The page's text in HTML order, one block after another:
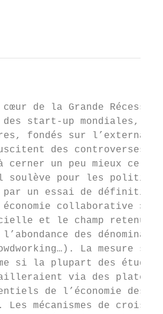
de la Grande
des start-up mondiales,
fondés sur
des controverses
cerner un peu mieux ce
soulève pour les
par un essai de
économie collaborative »
et le champ retenu
l’abondance des
La mesure
si la plupart des
via des
de l’économie
mécanismes de